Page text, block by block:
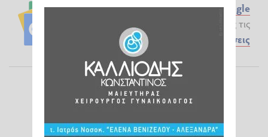
Ακολουθήστε το ilialive.gr στοGoogle
News και μάθετε πρώτοι όλες τις
Ειδήσεις